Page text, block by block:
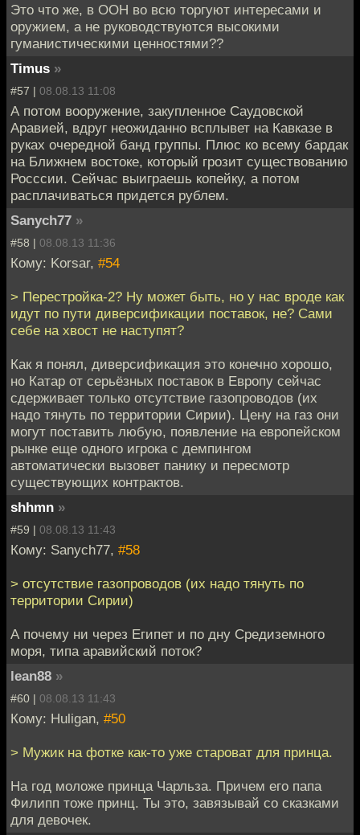
Это что же, в ООН во всю торгуют интересами и
оружием, а не руководствуются высокими
гуманистическими ценностями??
Timus »
#57 | 08.08.13 11:08
А потом вооружение, закупленное Саудовской
Аравией, вдруг неожиданно всплывет на Кавказе в
руках очередной банд группы. Плюс ко всему бардак
на Ближнем востоке, который грозит существованию
Росссии. Сейчас выиграешь копейку, а потом
расплачиваться придется рублем.
Sanych77 »
#58 | 08.08.13 11:36
Кому: Korsar, #54
> Перестройка-2? Ну может быть, но у нас вроде как
идут по пути диверсификации поставок, не? Сами
себе на хвост не наступят?
Как я понял, диверсификация это конечно хорошо,
но Катар от серьёзных поставок в Европу сейчас
сдерживает только отсутствие газопроводов (их
надо тянуть по территории Сирии). Цену на газ они
могут поставить любую, появление на европейском
рынке еще одного игрока с демпингом
автоматически вызовет панику и пересмотр
существующих контрактов.
shhmn »
#59 | 08.08.13 11:43
Кому: Sanych77, #58
> отсутствие газопроводов (их надо тянуть по
территории Сирии)
А почему ни через Египет и по дну Средиземного
моря, типа аравийский поток?
lean88 »
#60 | 08.08.13 11:43
Кому: Huligan, #50
> Мужик на фотке как-то уже староват для принца.
На год моложе принца Чарльза. Причем его папа
Филипп тоже принц. Ты это, завязывай со сказками
для девочек.